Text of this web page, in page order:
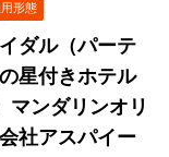
用形態
ダル（パーテ
星付きホテル
マンダリンオリ
社アスパイー